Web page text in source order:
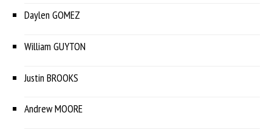
Daylen GOMEZ
William GUYTON
Justin BROOKS
Andrew MOORE